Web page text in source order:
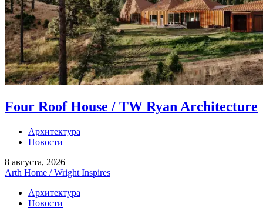
Four Roof House / TW Ryan Architecture
Архитектура
Новости
8 августа, 2026
Arth Home / Wright Inspires
Архитектура
Новости